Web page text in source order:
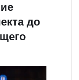
до